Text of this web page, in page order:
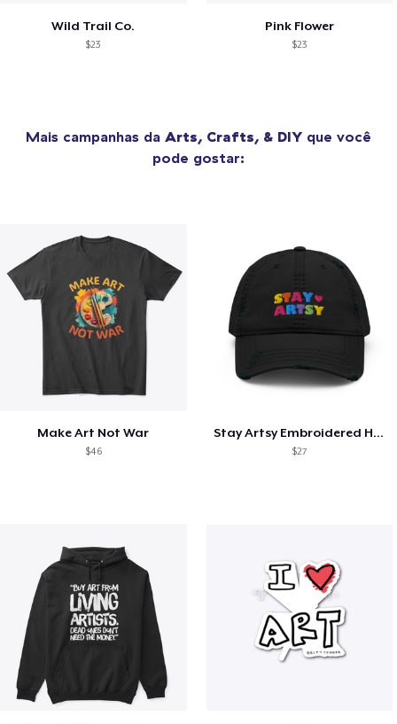
Wild Trail Co.
$23
Pink Flower
$23
Mais campanhas da Arts, Crafts, & DIY que você
pode gostar:
Make Art Not War
$46
Stay Artsy Embroidered Hat
$27